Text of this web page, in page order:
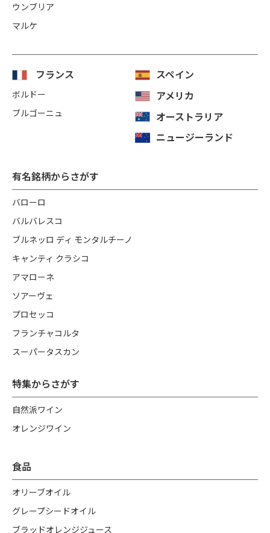
ウンブリア
マルケ
フランス
ボルドー
ブルゴーニュ
スペイン
アメリカ
オーストラリア
ニュージーランド
有名銘柄からさがす
バローロ
バルバレスコ
ブルネッロ ディ モンタルチーノ
キャンティ クラシコ
アマローネ
ソアーヴェ
プロセッコ
フランチャコルタ
スーパータスカン
特集からさがす
自然派ワイン
オレンジワイン
食品
オリーブオイル
グレープシードオイル
ブラッドオレンジジュース